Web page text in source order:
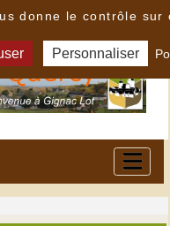
donne le contrôle sur
Personnaliser